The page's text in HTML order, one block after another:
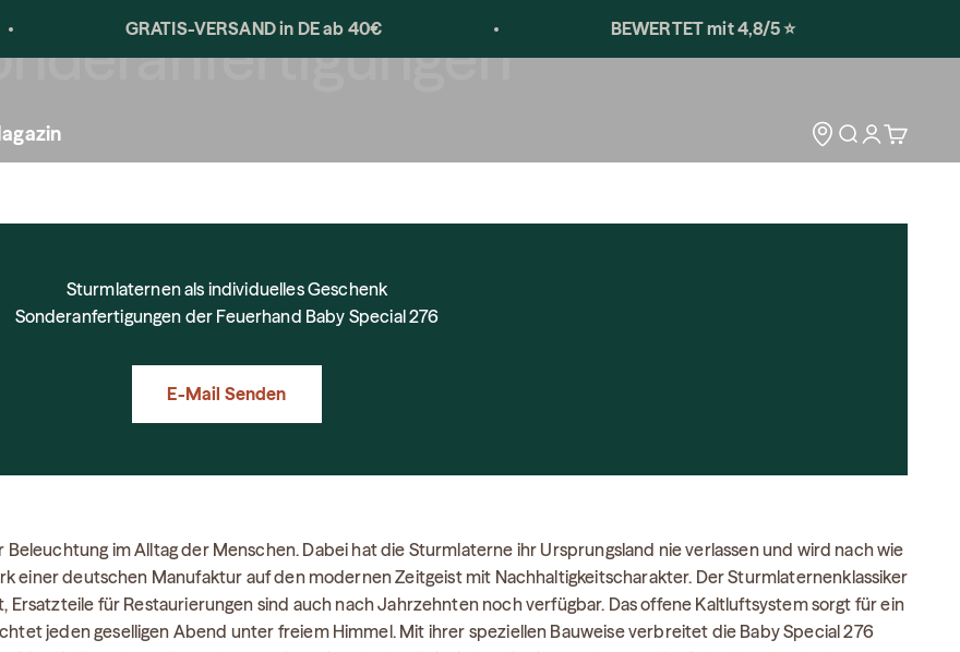
GRATIS-VERSAND in DE ab 40€ BEWERTET mit 4,8/5 ⭐️
Storelocator
Open search
Open
Open
Sturmlaternen als individuelles Geschenk
Sonderanfertigungen der Feuerhand Baby Special 276
E-Mail Senden
im Alltag der Menschen. Dabei hat die Sturmlaterne ihr Ursprungsland nie verlassen und wird nach wie
einer deutschen Manufaktur auf den modernen Zeitgeist mit Nachhaltigkeitscharakter. Der Sturmlaternenklassiker
Ersatzteile für Restaurierungen sind auch nach Jahrzehnten noch verfügbar. Das offene Kaltluftsystem sorgt für ein
jeden geselligen Abend unter freiem Himmel. Mit ihrer speziellen Bauweise verbreitet die Baby Special 276